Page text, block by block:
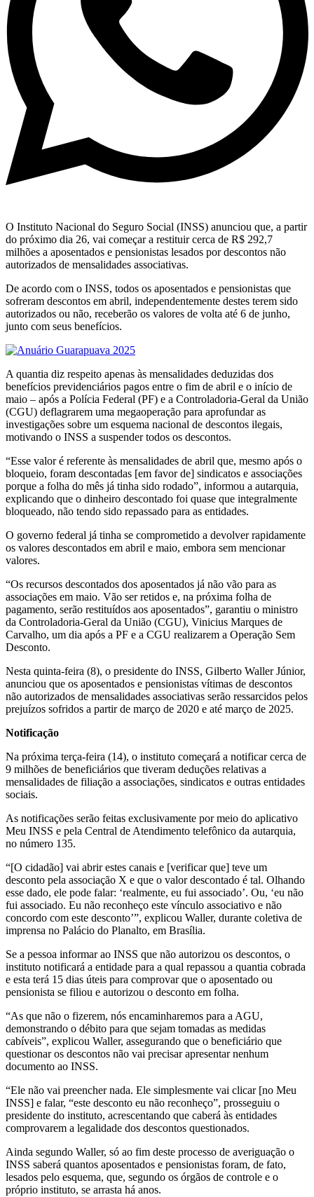
O Instituto Nacional do Seguro Social (INSS) anunciou que, a partir
do próximo dia 26, vai começar a restituir cerca de R$ 292,7
milhões a aposentados e pensionistas lesados por descontos não
autorizados de mensalidades associativas.
De acordo com o INSS, todos os aposentados e pensionistas que
sofreram descontos em abril, independentemente destes terem sido
autorizados ou não, receberão os valores de volta até 6 de junho,
junto com seus benefícios.
A quantia diz respeito apenas às mensalidades deduzidas dos
benefícios previdenciários pagos entre o fim de abril e o início de
maio – após a Polícia Federal (PF) e a Controladoria-Geral da União
(CGU) deflagrarem uma megaoperação para aprofundar as
investigações sobre um esquema nacional de descontos ilegais,
motivando o INSS a suspender todos os descontos.
“Esse valor é referente às mensalidades de abril que, mesmo após o
bloqueio, foram descontadas [em favor de] sindicatos e associações
porque a folha do mês já tinha sido rodado”, informou a autarquia,
explicando que o dinheiro descontado foi quase que integralmente
bloqueado, não tendo sido repassado para as entidades.
O governo federal já tinha se comprometido a devolver rapidamente
os valores descontados em abril e maio, embora sem mencionar
valores.
“Os recursos descontados dos aposentados já não vão para as
associações em maio. Vão ser retidos e, na próxima folha de
pagamento, serão restituídos aos aposentados”, garantiu o ministro
da Controladoria-Geral da União (CGU), Vinicius Marques de
Carvalho, um dia após a PF e a CGU realizarem a Operação Sem
Desconto.
Nesta quinta-feira (8), o presidente do INSS, Gilberto Waller Júnior,
anunciou que os aposentados e pensionistas vítimas de descontos
não autorizados de mensalidades associativas serão ressarcidos pelos
prejuízos sofridos a partir de março de 2020 e até março de 2025.
Notificação
Na próxima terça-feira (14), o instituto começará a notificar cerca de
9 milhões de beneficiários que tiveram deduções relativas a
mensalidades de filiação a associações, sindicatos e outras entidades
sociais.
As notificações serão feitas exclusivamente por meio do aplicativo
Meu INSS e pela Central de Atendimento telefônico da autarquia,
no número 135.
“[O cidadão] vai abrir estes canais e [verificar que] teve um
desconto pela associação X e que o valor descontado é tal. Olhando
esse dado, ele pode falar: ‘realmente, eu fui associado’. Ou, ‘eu não
fui associado. Eu não reconheço este vínculo associativo e não
concordo com este desconto’”, explicou Waller, durante coletiva de
imprensa no Palácio do Planalto, em Brasília.
Se a pessoa informar ao INSS que não autorizou os descontos, o
instituto notificará a entidade para a qual repassou a quantia cobrada
e esta terá 15 dias úteis para comprovar que o aposentado ou
pensionista se filiou e autorizou o desconto em folha.
“As que não o fizerem, nós encaminharemos para a AGU,
demonstrando o débito para que sejam tomadas as medidas
cabíveis”, explicou Waller, assegurando que o beneficiário que
questionar os descontos não vai precisar apresentar nenhum
documento ao INSS.
“Ele não vai preencher nada. Ele simplesmente vai clicar [no Meu
INSS] e falar, “este desconto eu não reconheço”, prosseguiu o
presidente do instituto, acrescentando que caberá às entidades
comprovarem a legalidade dos descontos questionados.
Ainda segundo Waller, só ao fim deste processo de averiguação o
INSS saberá quantos aposentados e pensionistas foram, de fato,
lesados pelo esquema, que, segundo os órgãos de controle e o
próprio instituto, se arrasta há anos.